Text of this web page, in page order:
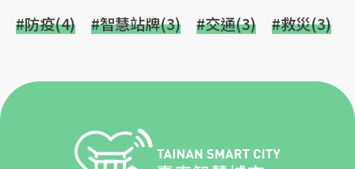
#防疫(4)
#智慧站牌(3) #交通(3) #救災(3)